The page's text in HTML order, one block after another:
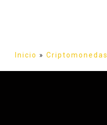
Inicio » Criptomonedas